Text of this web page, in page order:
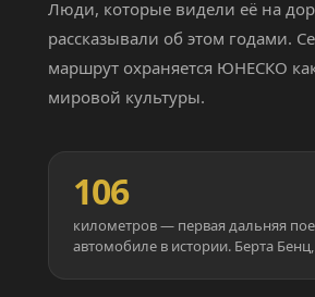
Люди, которые видели её на
рассказывали об этом годами.
маршрут охраняется ЮНЕСКО
мировой культуры.
106
километров — первая дальняя
автомобиле в истории. Берта